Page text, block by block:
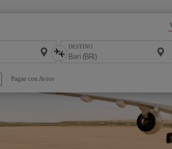
DESTINO
Pagar con Avios